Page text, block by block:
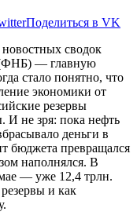
Поделиться в VK
сводок
(ФНБ) — главную
стало понятно, что
экономики от
резервы
И не зря: пока нефть
деньги в
бюджета превращался
наполнялся. В
— уже 12,4 трлн.
и как